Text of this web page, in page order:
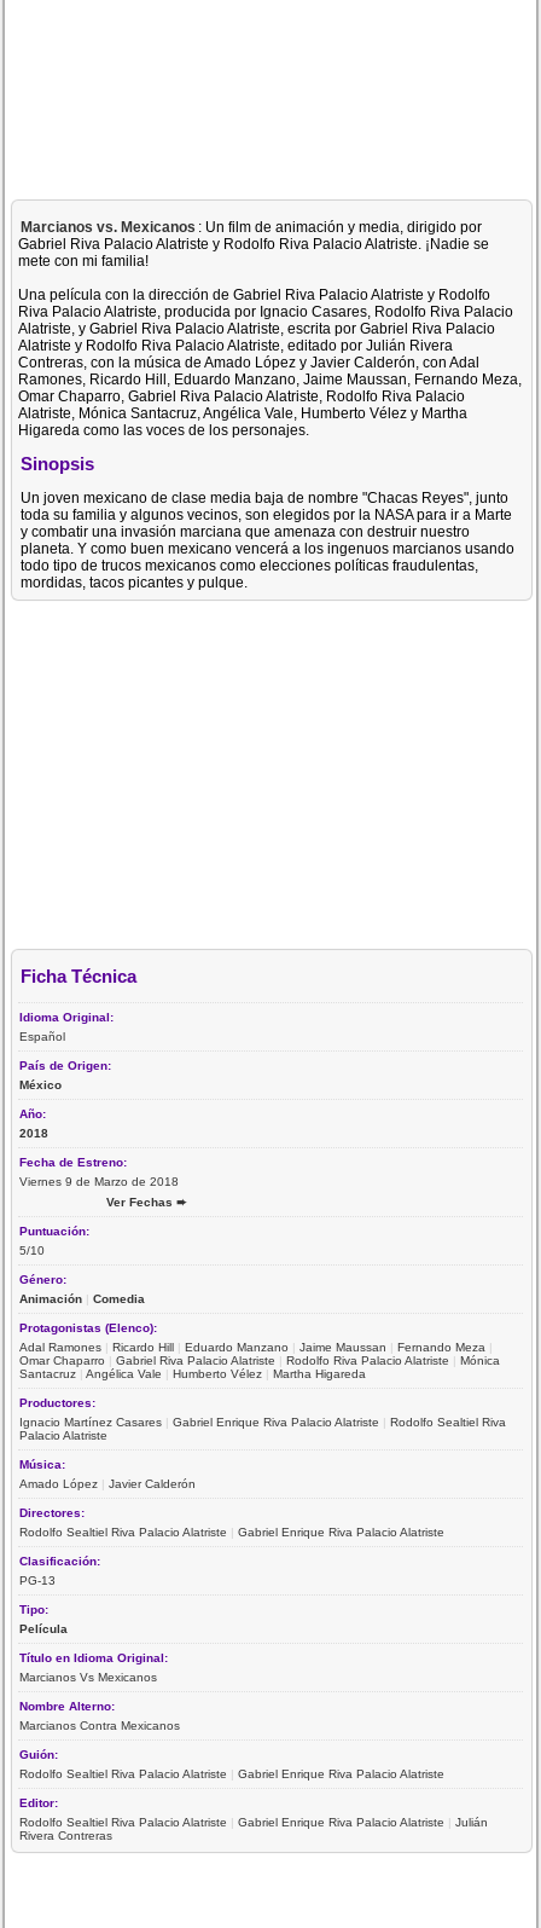
Marcianos vs. Mexicanos : Un film de animación y media, dirigido por
Gabriel Riva Palacio Alatriste y Rodolfo Riva Palacio Alatriste. ¡Nadie se
mete con mi familia!
Una película con la dirección de Gabriel Riva Palacio Alatriste y Rodolfo
Riva Palacio Alatriste, producida por Ignacio Casares, Rodolfo Riva Palacio
Alatriste, y Gabriel Riva Palacio Alatriste, escrita por Gabriel Riva Palacio
Alatriste y Rodolfo Riva Palacio Alatriste, editado por Julián Rivera
Contreras, con la música de Amado López y Javier Calderón, con Adal
Ramones, Ricardo Hill, Eduardo Manzano, Jaime Maussan, Fernando Meza,
Omar Chaparro, Gabriel Riva Palacio Alatriste, Rodolfo Riva Palacio
Alatriste, Mónica Santacruz, Angélica Vale, Humberto Vélez y Martha
Higareda como las voces de los personajes.
Sinopsis
Un joven mexicano de clase media baja de nombre "Chacas Reyes", junto
toda su familia y algunos vecinos, son elegidos por la NASA para ir a Marte
y combatir una invasión marciana que amenaza con destruir nuestro
planeta. Y como buen mexicano vencerá a los ingenuos marcianos usando
todo tipo de trucos mexicanos como elecciones políticas fraudulentas,
mordidas, tacos picantes y pulque.
Ficha Técnica
Idioma Original:
Español
País de Origen:
México
Año:
2018
Fecha de Estreno:
Viernes 9 de Marzo de 2018
Ver Fechas ➨
Puntuación:
5/10
Género:
Animación |Comedia
Protagonistas (Elenco):
Adal Ramones |Ricardo Hill |Eduardo Manzano |Jaime Maussan |Fernando Meza |
Omar Chaparro |Gabriel Riva Palacio Alatriste |Rodolfo Riva Palacio Alatriste |Mónica
Santacruz |Angélica Vale |Humberto Vélez |Martha Higareda
Productores:
Ignacio Martínez Casares |Gabriel Enrique Riva Palacio Alatriste |Rodolfo Sealtiel Riva
Palacio Alatriste
Música:
Amado López |Javier Calderón
Directores:
Rodolfo Sealtiel Riva Palacio Alatriste |Gabriel Enrique Riva Palacio Alatriste
Clasificación:
PG-13
Tipo:
Película
Título en Idioma Original:
Marcianos Vs Mexicanos
Nombre Alterno:
Marcianos Contra Mexicanos
Guión:
Rodolfo Sealtiel Riva Palacio Alatriste |Gabriel Enrique Riva Palacio Alatriste
Editor:
Rodolfo Sealtiel Riva Palacio Alatriste |Gabriel Enrique Riva Palacio Alatriste |Julián
Rivera Contreras